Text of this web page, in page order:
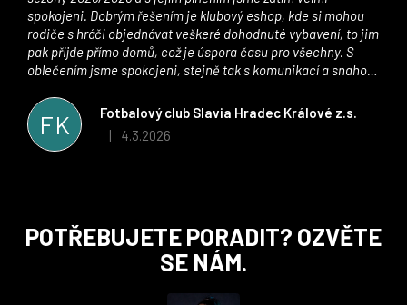
FK
Fotbalový club Slavia Hradec Králové z.s.
Hodnocení obchodu je 5 z 5 hvězdiček.
| 4.3.2026
spokojeni. Dobrým řešením je klubový eshop, kde si mohou
rodiče s hráči objednávat veškeré dohodnuté vybavení, to jim
pak přijde přímo domů, což je úspora času pro všechny. S
oblečením jsme spokojeni, stejně tak s komunikací a snahou
stran. Věříme, že v tomto duchu bude spolupráce pokračovat
i nadále, nyní už začínáme řešit i první sady dresů ;)
POTŘEBUJETE PORADIT? OZVĚTE
SE NÁM.